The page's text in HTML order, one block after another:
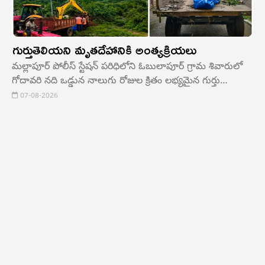
గుర్తుతెలియని మృతదేహానికి అంత్యక్రియలు
మల్లాపూర్ పోలీస్ స్టేషన్ పరిధిలోని ఓబులాపూర్ గ్రామ శివారులో
గోదావరి నది ఒడ్డున నాలుగు రోజుల క్రితం లభ్యమైన గుర్తు
తెలియని మహిళ మృతదేహానికి పోలీసులు శుక్రవారం
07-08-2026